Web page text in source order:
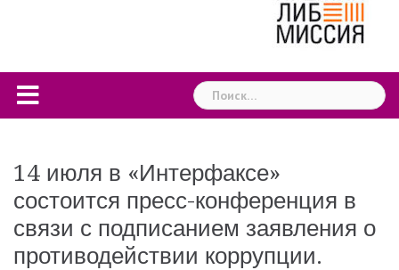
Найти:
14 июля в «Интерфаксе»
состоится пресс-конференция в
связи с подписанием заявления о
противодействии коррупции.